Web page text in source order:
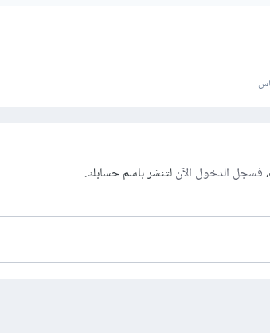
فسجل الدخول الآنلتنشر باسم حسابك.